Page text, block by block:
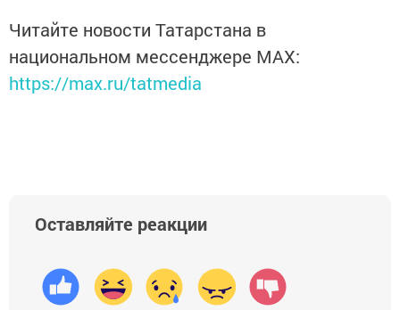
Читайте новости Татарстана в
национальном мессенджере MАХ:
https://max.ru/tatmedia
Оставляйте реакции